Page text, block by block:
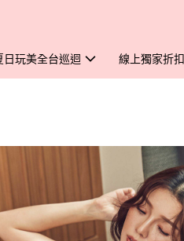
日玩美全台巡迴 線上獨家折扣